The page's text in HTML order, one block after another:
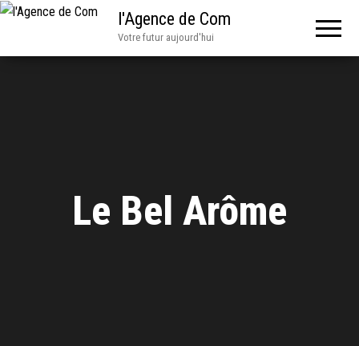
l'Agence de Com
Votre futur aujourd'hui
Le Bel Arôme